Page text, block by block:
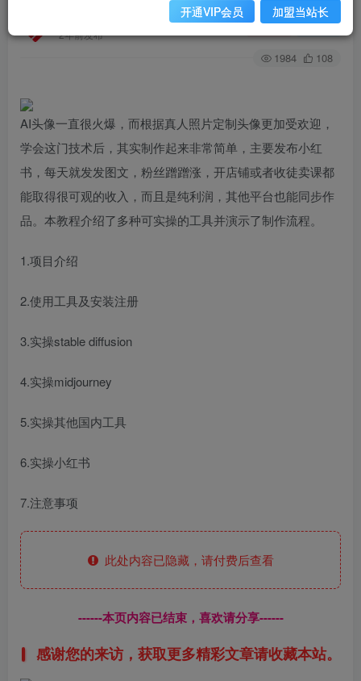
2年前发布
关注 私信
1984 108
AI头像一直很火爆，而根据真人照片定制头像更加受欢迎，
学会这门技术后，其实制作起来非常简单，主要发布小红
书，每天就发发图文，粉丝蹭蹭涨，开店铺或者收徒卖课都
能取得很可观的收入，而且是纯利润，其他平台也能同步作
品。本教程介绍了多种可实操的工具并演示了制作流程。
1.项目介绍
2.使用工具及安装注册
3.实操stable diffusion
4.实操midjourney
5.实操其他国内工具
6.实操小红书
7.注意事项
此处内容已隐藏，请付费后查看
------本页内容已结束，喜欢请分享------
感谢您的来访，获取更多精彩文章请收藏本站。
开通VIP会员 加盟当站长